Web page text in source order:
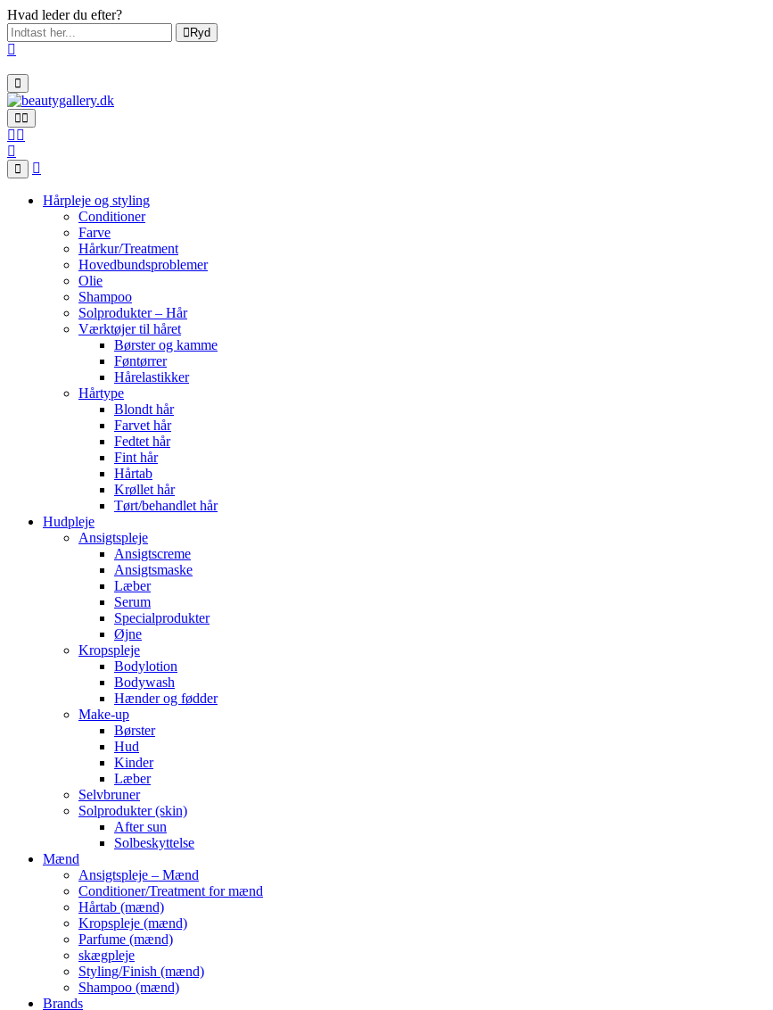
Hvad leder du efter?
Ryd
Hårpleje og styling
Conditioner
Farve
Hårkur/Treatment
Hovedbundsproblemer
Olie
Shampoo
Solprodukter – Hår
Værktøjer til håret
Børster og kamme
Føntørrer
Hårelastikker
Hårtype
Blondt hår
Farvet hår
Fedtet hår
Fint hår
Hårtab
Krøllet hår
Tørt/behandlet hår
Hudpleje
Ansigtspleje
Ansigtscreme
Ansigtsmaske
Læber
Serum
Specialprodukter
Øjne
Kropspleje
Bodylotion
Bodywash
Hænder og fødder
Make-up
Børster
Hud
Kinder
Læber
Selvbruner
Solprodukter (skin)
After sun
Solbeskyttelse
Mænd
Ansigtspleje – Mænd
Conditioner/Treatment for mænd
Hårtab (mænd)
Kropspleje (mænd)
Parfume (mænd)
skægpleje
Styling/Finish (mænd)
Shampoo (mænd)
Brands